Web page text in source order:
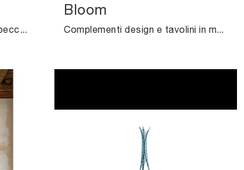
Accessori complementari e specchi Midj: scopri come valorizzare i tuoi spazi design con il modello Hoodi specchi.
Bloom
Complementi design e tavolini in metallo: ottieni informazioni sul modello Bloom di Midj e potrai completare i tuoi interni.